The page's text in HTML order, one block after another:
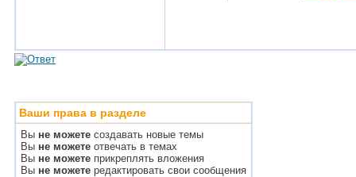
Ваши права в разделе
Вы не можете создавать новые темы
Вы не можете отвечать в темах
Вы не можете прикреплять вложения
Вы не можете редактировать свои сообщения